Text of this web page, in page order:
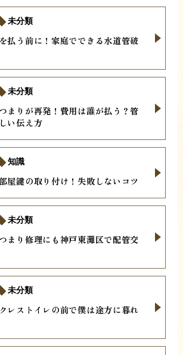
払う前に！家庭でできる水道管破
未分類
まりが再発！費用は誰が払う？管
い伝え方
未分類
屋鍵の取り付け！失敗しないコツ
知識
まり修理にも神戸東灘区で配管交
未分類
レストイレの前で僕は途方に暮れ
未分類